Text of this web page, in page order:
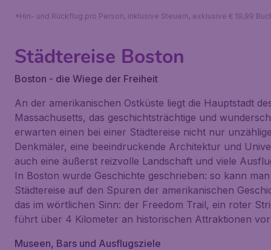
*Hin- und Rückflug pro Person, inklusive Steuern, exklusive € 19,99
Städtereise Boston
Boston - die Wiege der Freiheit
An der amerikanischen Ostküste liegt die Hauptstadt
Massachusetts, das geschichtsträchtige und
erwarten einen bei einer Städtereise nicht nur
Denkmäler, eine beeindruckende Architektur und
auch eine äußerst reizvolle Landschaft und viele
In Boston wurde Geschichte geschrieben: so kann
Städtereise auf den Spuren der amerikanischen
das im wörtlichen Sinn: der Freedom Trail, ein roter
führt über 4 Kilometer an historischen Attraktionen
Museen, Bars und Ausflugsziele